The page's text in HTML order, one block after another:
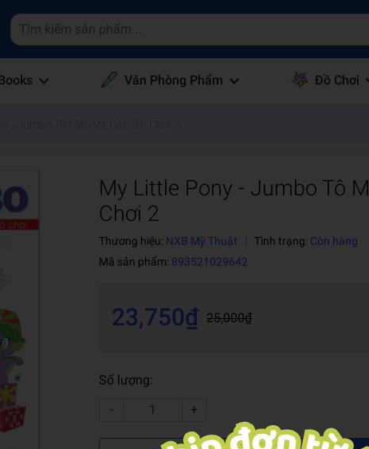
Văn Phòng Phẩm Đồ Chơi
My Little Pony - Jumbo Tô
Chơi 2
Thương hiệu: NXB Mỹ Thuật Tình trạng: Còn hàng
Mã sản phẩm: 893521029642
23,750₫ 25,000₫
Số lượng:
-
+